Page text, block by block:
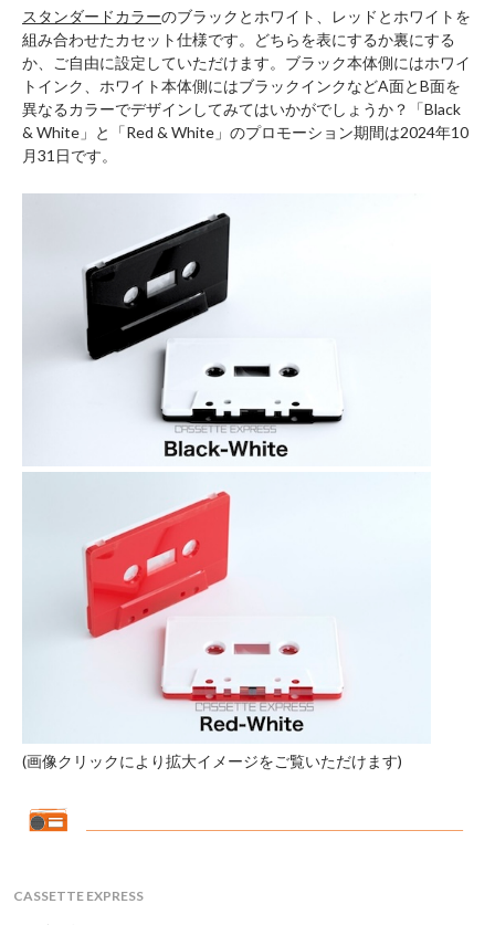
スタンダードカラーのブラックとホワイト、レッドとホワイトを
組み合わせたカセット仕様です。どちらを表にするか裏にする
か、ご自由に設定していただけます。ブラック本体側にはホワイ
トインク、ホワイト本体側にはブラックインクなどA面とB面を
異なるカラーでデザインしてみてはいかがでしょうか？「Black
& White」と「Red & White」のプロモーション期間は2024年10
月31日です。
(画像クリックにより拡大イメージをご覧いただけます)
CASSETTE EXPRESS